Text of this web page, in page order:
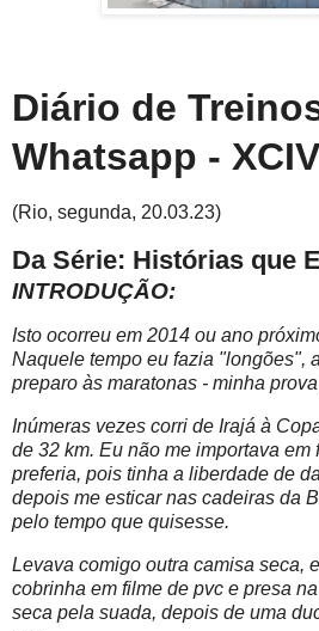
Diário de
Whatsapp - XCIV
(Rio, segunda, 20.03.23)
Da Série: Histórias que
INTRODUÇÃO:
Isto ocorreu em 2014 ou ano
Naquele tempo eu fazia "longões",
preparo às maratonas - minha
Inúmeras vezes corri de Irajá à
de 32 km. Eu não me importava em
preferia, pois tinha a liberdade de
depois me esticar nas cadeiras da
pelo tempo que quisesse.
Levava comigo outra camisa seca,
cobrinha em filme de pvc e presa
seca pela suada, depois de uma